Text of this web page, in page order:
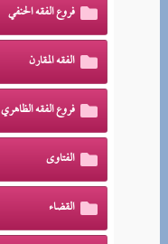
فروع الفقه الحنفي
الفقه المقارن
فروع الفقه الظاهري
الفتاوى
القضاء